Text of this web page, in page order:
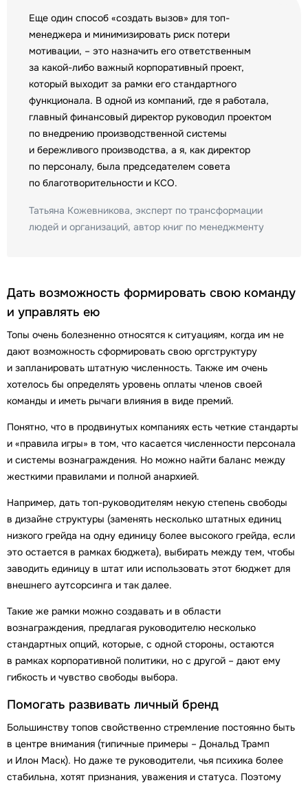
Еще один способ «создать вызов» для топ-
менеджера и минимизировать риск потери
мотивации, – это назначить его ответственным
за какой-либо важный корпоративный проект,
который выходит за рамки его стандартного
функционала. В одной из компаний, где я работала,
главный финансовый директор руководил проектом
по внедрению производственной системы
и бережливого производства, а я, как директор
по персоналу, была председателем совета
по благотворительности и КСО.
Татьяна Кожевникова, эксперт по трансформации
людей и организаций, автор книг по менеджменту
Дать возможность формировать свою команду
и управлять ею
Топы очень болезненно относятся к ситуациям, когда им не
дают возможность сформировать свою оргструктуру
и запланировать штатную численность. Также им очень
хотелось бы определять уровень оплаты членов своей
команды и иметь рычаги влияния в виде премий.
Понятно, что в продвинутых компаниях есть четкие стандарты
и «правила игры» в том, что касается численности персонала
и системы вознаграждения. Но можно найти баланс между
жесткими правилами и полной анархией.
Например, дать топ-руководителям некую степень свободы
в дизайне структуры (заменять несколько штатных единиц
низкого грейда на одну единицу более высокого грейда, если
это остается в рамках бюджета), выбирать между тем, чтобы
заводить единицу в штат или использовать этот бюджет для
внешнего аутсорсинга и так далее.
Такие же рамки можно создавать и в области
вознаграждения, предлагая руководителю несколько
стандартных опций, которые, с одной стороны, остаются
в рамках корпоративной политики, но с другой – дают ему
гибкость и чувство свободы выбора.
Помогать развивать личный бренд
Большинству топов свойственно стремление постоянно быть
в центре внимания (типичные примеры – Дональд Трамп
и Илон Маск). Но даже те руководители, чья психика более
стабильна, хотят признания, уважения и статуса. Поэтому